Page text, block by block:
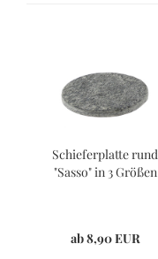
Schieferplatte rund
"Sasso" in 3 Größen
ab 8,90 EUR